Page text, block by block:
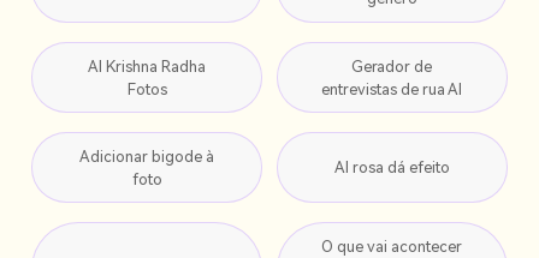
AI Krishna Radha
Fotos
Gerador de
entrevistas de rua AI
Adicionar bigode à
foto
AI rosa dá efeito
O que vai acontecer